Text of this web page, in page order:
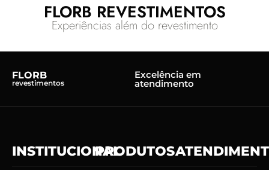
FLORB REVESTIMENTOS
Experiências além do revestimento
FLORB
revestimentos
Excelência em
atendimento
INSTITUCIONALPRODUTOS